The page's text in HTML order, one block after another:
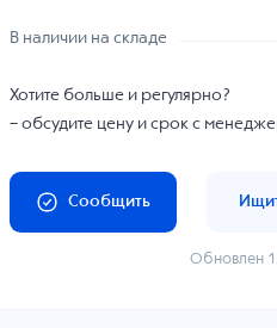
В наличии на складе
Хотите больше и регулярно?
– обсудите цену и срок с
Сообщить
Обновлен